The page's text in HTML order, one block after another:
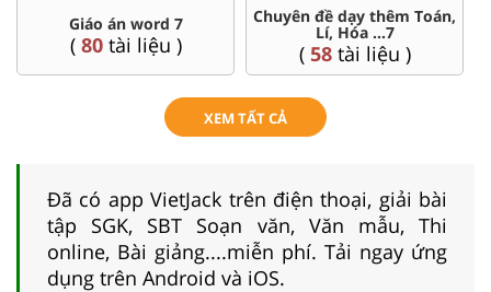
Giáo án word 7
( 80tài liệu )
Chuyên đề dạy thêm Toán,
Lí, Hóa ...7
( 58tài liệu )
XEM TẤT CẢ
Đã có app VietJack trên điện thoại, giải bài
tập SGK, SBT Soạn văn, Văn mẫu, Thi
online, Bài giảng....miễn phí. Tải ngay ứng
dụng trên Android và iOS.